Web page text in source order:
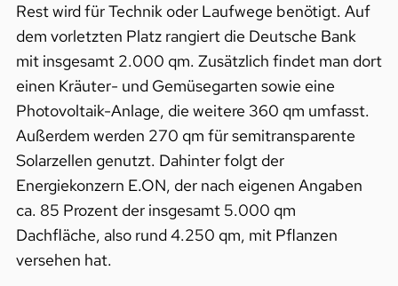
Rest wird für Technik oder Laufwege benötigt. Auf
dem vorletzten Platz rangiert die Deutsche Bank
mit insgesamt 2.000 qm. Zusätzlich findet man dort
einen Kräuter- und Gemüsegarten sowie eine
Photovoltaik-Anlage, die weitere 360 qm umfasst.
Außerdem werden 270 qm für semitransparente
Solarzellen genutzt. Dahinter folgt der
Energiekonzern E.ON, der nach eigenen Angaben
ca. 85 Prozent der insgesamt 5.000 qm
Dachfläche, also rund 4.250 qm, mit Pflanzen
versehen hat.